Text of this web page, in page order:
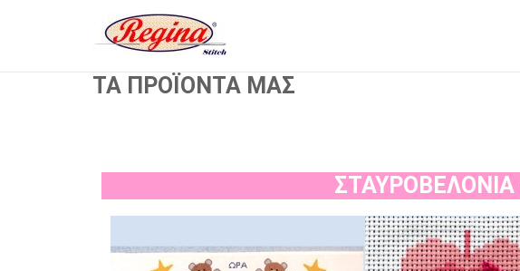
ΤΑ ΠΡΟΪΟΝΤΑ ΜΑΣ
ΣΤΑΥΡΟΒΕΛΟΝΙΑ